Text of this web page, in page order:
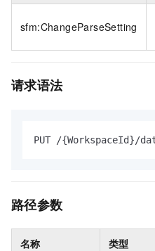
sfm:ChangeParseSetting
请求语法
PUT /{WorkspaceId}/
路径参数
名称 类型